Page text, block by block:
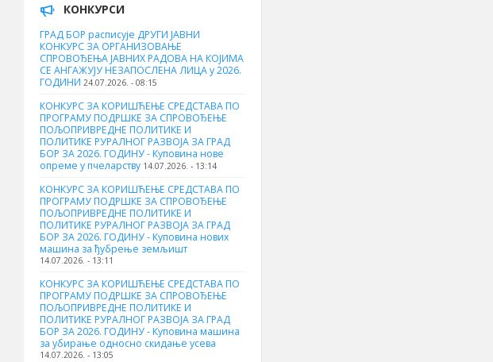
КОНКУРСИ
ГРАД БОР расписује ДРУГИ ЈАВНИ
КОНКУРС ЗА ОРГАНИЗОВАЊЕ
СПРОВОЂЕЊА ЈАВНИХ РАДОВА НА КОЈИМА
СЕ АНГАЖУЈУ НЕЗАПОСЛЕНА ЛИЦА у 2026.
ГОДИНИ 24.07.2026. - 08:15
КОНКУРС ЗА КОРИШЋЕЊЕ СРЕДСТАВА ПО
ПРОГРАМУ ПОДРШКЕ ЗА СПРОВОЂЕЊЕ
ПОЉОПРИВРЕДНЕ ПОЛИТИКЕ И
ПОЛИТИКЕ РУРАЛНОГ РАЗВОЈА ЗА ГРАД
БОР ЗА 2026. ГОДИНУ - Куповина нове
опреме у пчеларству 14.07.2026. - 13:14
КОНКУРС ЗА КОРИШЋЕЊЕ СРЕДСТАВА ПО
ПРОГРАМУ ПОДРШКЕ ЗА СПРОВОЂЕЊЕ
ПОЉОПРИВРЕДНЕ ПОЛИТИКЕ И
ПОЛИТИКЕ РУРАЛНОГ РАЗВОЈА ЗА ГРАД
БОР ЗА 2026. ГОДИНУ - Куповина нових
машина за ђубрење земљишт
14.07.2026. - 13:11
КОНКУРС ЗА КОРИШЋЕЊЕ СРЕДСТАВА ПО
ПРОГРАМУ ПОДРШКЕ ЗА СПРОВОЂЕЊЕ
ПОЉОПРИВРЕДНЕ ПОЛИТИКЕ И
ПОЛИТИКЕ РУРАЛНОГ РАЗВОЈА ЗА ГРАД
БОР ЗА 2026. ГОДИНУ - Куповинa машина
за убирање односно скидање усева
14.07.2026. - 13:05